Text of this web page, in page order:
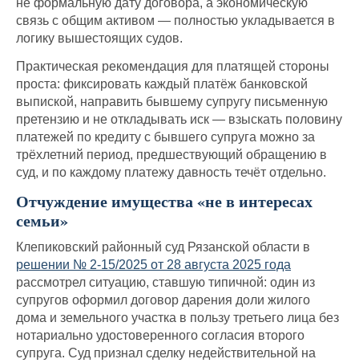
не формальную дату договора, а экономическую
связь с общим активом — полностью укладывается в
логику вышестоящих судов.
Практическая рекомендация для платящей стороны
проста: фиксировать каждый платёж банковской
выпиской, направить бывшему супругу письменную
претензию и не откладывать иск — взыскать половину
платежей по кредиту с бывшего супруга можно за
трёхлетний период, предшествующий обращению в
суд, и по каждому платежу давность течёт отдельно.
Отчуждение имущества «не в интересах
семьи»
Клепиковский районный суд Рязанской области в
решении № 2-15/2025 от 28 августа 2025 года
рассмотрел ситуацию, ставшую типичной: один из
супругов оформил договор дарения доли жилого
дома и земельного участка в пользу третьего лица без
нотариально удостоверенного согласия второго
супруга. Суд признал сделку недействительной на